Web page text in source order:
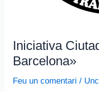
Iniciativa
Barcelona»
Feu un comentari /